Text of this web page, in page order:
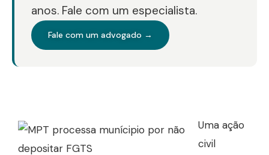
anos. Fale com um especialista.
Fale com um advogado →
Uma ação
civil